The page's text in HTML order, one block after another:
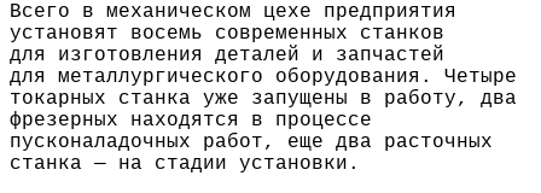
Всего в механическом цехе предприятия
установят восемь современных станков
для изготовления деталей и запчастей
для металлургического оборудования. Четыре
токарных станка уже запущены в работу, два
фрезерных находятся в процессе
пусконаладочных работ, еще два расточных
станка — на стадии установки.